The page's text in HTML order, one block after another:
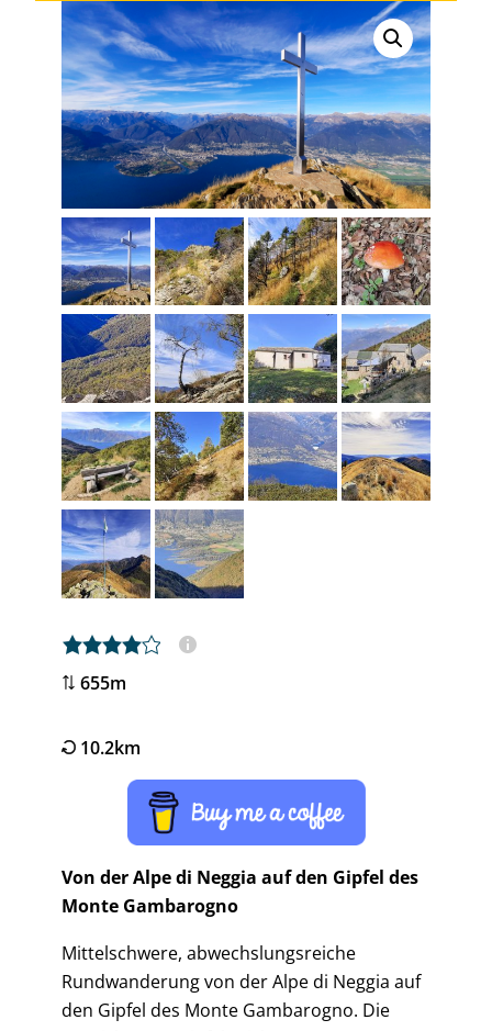
655m
10.2km
Von der Alpe di Neggia auf den Gipfel des
Monte Gambarogno
Mittelschwere, abwechslungsreiche
Rundwanderung von der Alpe di Neggia auf
den Gipfel des Monte Gambarogno. Die